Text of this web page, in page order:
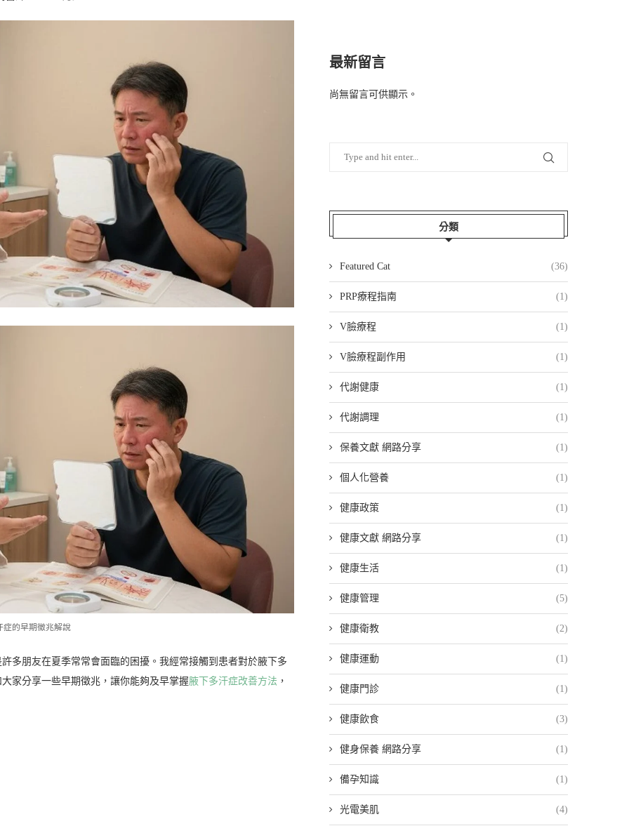
症的早期徵兆解說
多朋友在夏季常常會面臨的困擾。我經常接觸到患者對於腋下多
家分享一些早期徵兆，讓你能夠及早掌握腋下多汗症改善方法 ，
最新留言
尚無留言可供顯示。
分類
Featured Cat (36)
PRP療程指南 (1)
V臉療程 (1)
V臉療程副作用 (1)
代謝健康 (1)
代謝調理 (1)
保養文獻 網路分享 (1)
個人化營養 (1)
健康政策 (1)
健康文獻 網路分享 (1)
健康生活 (1)
健康管理 (5)
健康衛教 (2)
健康運動 (1)
健康門診 (1)
健康飲食 (3)
健身保養 網路分享 (1)
備孕知識 (1)
光電美肌 (4)